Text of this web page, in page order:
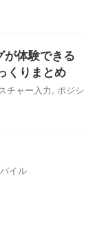
が体験できる
くりまとめ
チャー入力, ポジシ
イル